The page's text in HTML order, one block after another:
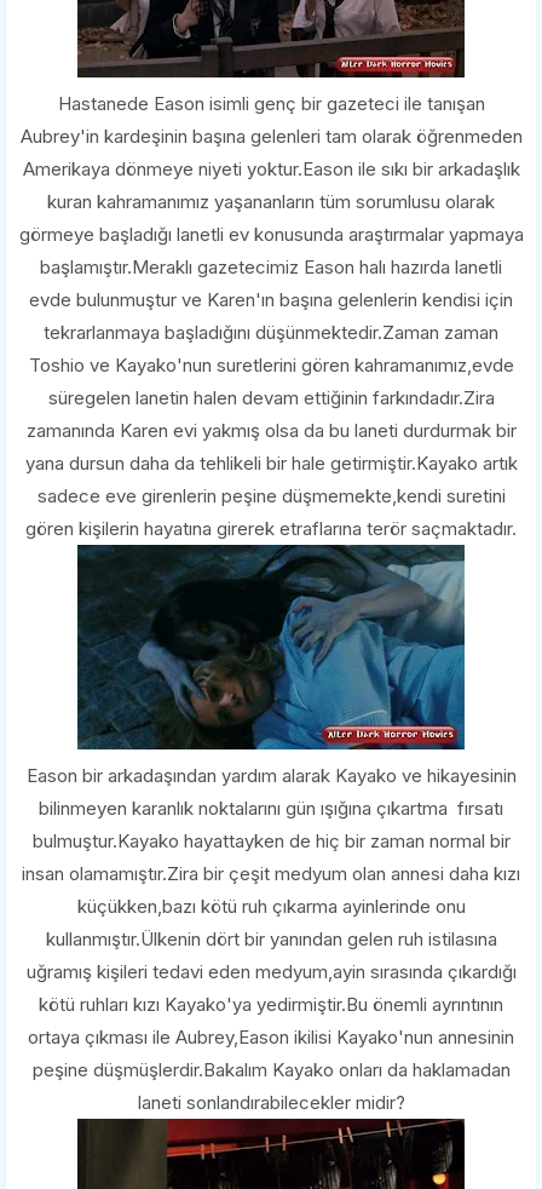
Hastanede Eason isimli genç bir gazeteci ile tanışan
Aubrey'in kardeşinin başına gelenleri tam olarak öğrenmeden
Amerikaya dönmeye niyeti yoktur.Eason ile sıkı bir arkadaşlık
kuran kahramanımız yaşananların tüm sorumlusu olarak
görmeye başladığı lanetli ev konusunda araştırmalar yapmaya
başlamıştır.Meraklı gazetecimiz Eason halı hazırda lanetli
evde bulunmuştur ve Karen'ın başına gelenlerin kendisi için
tekrarlanmaya başladığını düşünmektedir.Zaman zaman
Toshio ve Kayako'nun suretlerini gören kahramanımız,evde
süregelen lanetin halen devam ettiğinin farkındadır.Zira
zamanında Karen evi yakmış olsa da bu laneti durdurmak bir
yana dursun daha da tehlikeli bir hale getirmiştir.Kayako artık
sadece eve girenlerin peşine düşmemekte,kendi suretini
gören kişilerin hayatına girerek etraflarına terör saçmaktadır.
Eason bir arkadaşından yardım alarak Kayako ve hikayesinin
bilinmeyen karanlık noktalarını gün ışığına çıkartma fırsatı
bulmuştur.Kayako hayattayken de hiç bir zaman normal bir
insan olamamıştır.Zira bir çeşit medyum olan annesi daha kızı
küçükken,bazı kötü ruh çıkarma ayinlerinde onu
kullanmıştır.Ülkenin dört bir yanından gelen ruh istilasına
uğramış kişileri tedavi eden medyum,ayin sırasında çıkardığı
kötü ruhları kızı Kayako'ya yedirmiştir.Bu önemli ayrıntının
ortaya çıkması ile Aubrey,Eason ikilisi Kayako'nun annesinin
peşine düşmüşlerdir.Bakalım Kayako onları da haklamadan
laneti sonlandırabilecekler midir?